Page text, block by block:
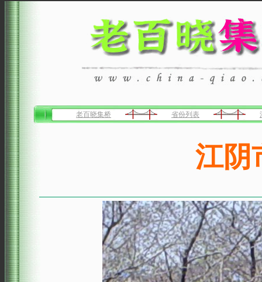
老百晓集桥 省份列表
江阴